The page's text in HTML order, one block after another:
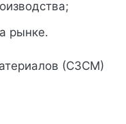
рынке.
(СЗСМ)